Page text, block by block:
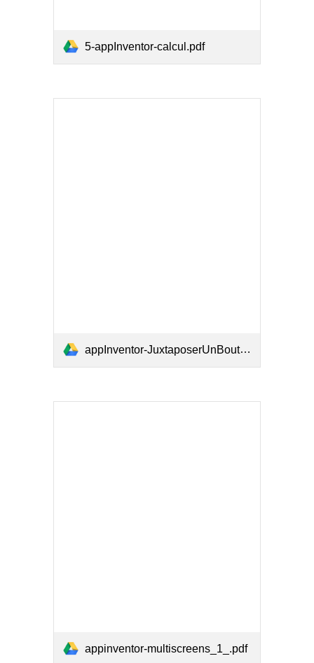
5-appInventor-calcul.pdf
appInventor-JuxtaposerUnBouton.docx
appinventor-multiscreens_1_.pdf